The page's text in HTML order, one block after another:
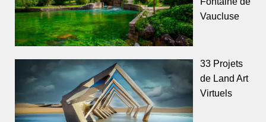
Vaucluse
33 Projets
de Land Art
Virtuels